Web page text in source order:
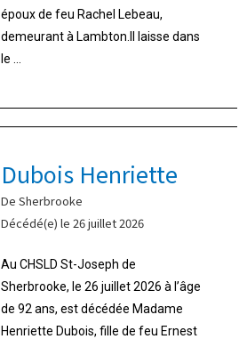
époux de feu Rachel Lebeau,
demeurant à Lambton.Il laisse dans
le ...
Dubois Henriette
De Sherbrooke
Décédé(e) le 26 juillet 2026
Au CHSLD St-Joseph de
Sherbrooke, le 26 juillet 2026 à l’âge
de 92 ans, est décédée Madame
Henriette Dubois, fille de feu Ernest